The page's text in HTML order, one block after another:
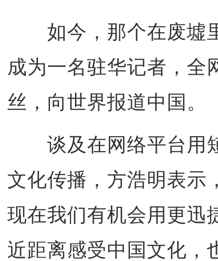
如今，那个在废墟
成为一名驻华记者，全
丝，向世界报道中国。
谈及在网络平台用
文化传播，方浩明表示
现在我们有机会用更迅
近距离感受中国文化，